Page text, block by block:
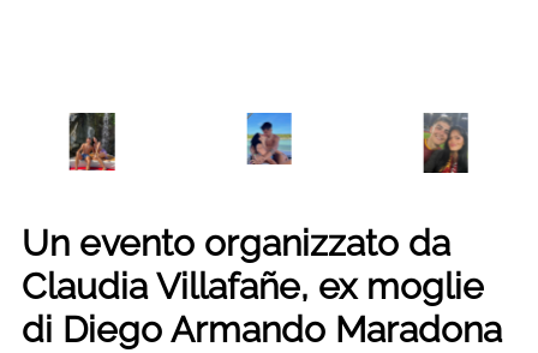
Un evento organizzato da
Claudia Villafañe, ex moglie
di Diego Armando Maradona